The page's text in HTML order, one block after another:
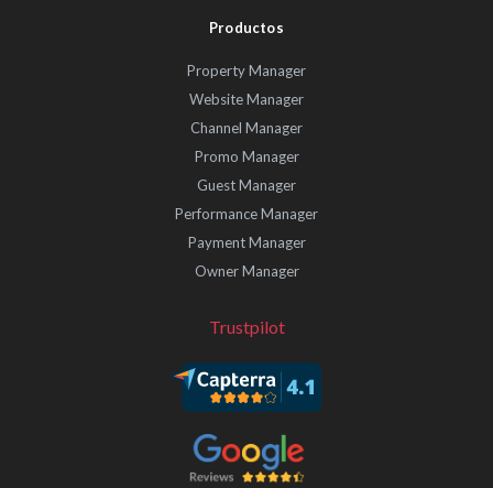
Productos
Property Manager
Website Manager
Channel Manager
Promo Manager
Guest Manager
Performance Manager
Payment Manager
Owner Manager
Trustpilot